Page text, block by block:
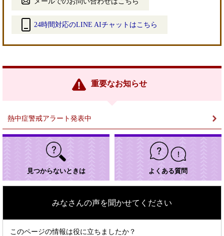
24時間対応のLINE AIチャットはこちら
リ
重要なお知らせ
熱中症警戒アラート発表中
見つからないときは よくある質問
みなさんの声を聞かせてください
このページの情報は役に立ちましたか？